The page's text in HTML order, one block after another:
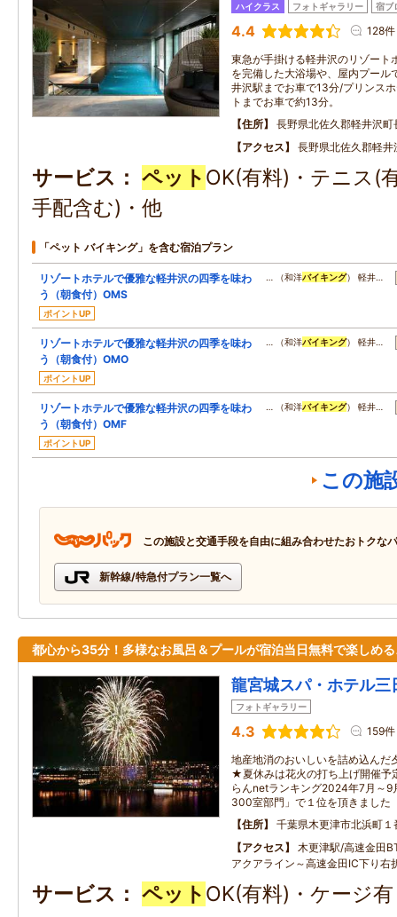
ハイクラス フォトギャラリー 宿ブ
4.4 128件
東急が手掛ける軽井沢のリゾート
を完備した大浴場や、屋内プール
井沢駅までお車で13分/プリンス
トまでお車で約13分。
住所
長野県北佐久郡軽井沢
アクセス
長野県北佐久郡軽
サービス ペット OK(有料)・テニス(
手配含む)・他
「ペット バイキング」を含む宿泊プラン
リゾートホテルで優雅な軽井沢の四季を味わ
う（朝食付）OMS
ポイントUP
… （和洋バイキング） 軽井…
リゾートホテルで優雅な軽井沢の四季を味わ
う（朝食付）OMO
ポイントUP
… （和洋バイキング） 軽井…
リゾートホテルで優雅な軽井沢の四季を味わ
う（朝食付）OMF
ポイントUP
… （和洋バイキング） 軽井…
この施
この施設と交通手段を自由に組み合わせたおトクな
新幹線/特急付プラン一覧へ
都心から35分！多様なお風呂＆プールが宿泊当日無料で楽しめる
龍宮城スパ・ホテル三
フォトギャラリー
4.3 159件
地産地消のおいしいを詰め込んだ
★夏休みは花火の打ち上げ開催
らんnetランキング2024年7月～9
300室部門」で１位を頂きました
住所
千葉県木更津市北浜町１
アクセス
木更津駅/高速金田
アクアライン～高速金田IC下り右
サービス ペット OK(有料)・ケージ